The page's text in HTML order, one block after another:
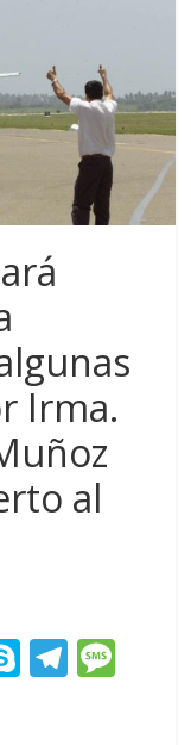
Irma.
al
S T